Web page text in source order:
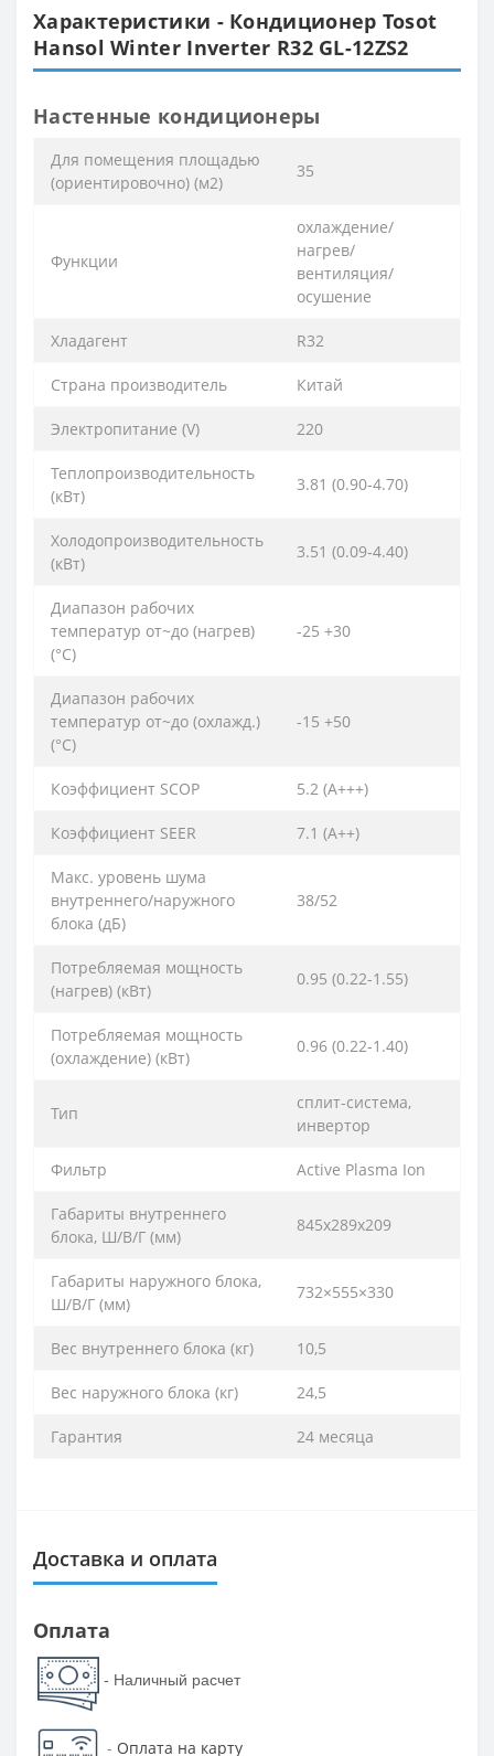
Характеристики - Кондиционер Tosot
Hansol Winter Inverter R32 GL-12ZS2
Настенные кондиционеры
Для помещения площадью
(ориентировочно) (м2)
35
Функции
охлаждение/
нагрев/
вентиляция/
осушение
Хладагент R32
Страна производитель Китай
Электропитание (V) 220
Теплопроизводительность
(кВт)
3.81 (0.90-4.70)
Холодопроизводительность
(кВт)
3.51 (0.09-4.40)
Диапазон рабочих
температур от~до (нагрев)
(°C)
-25 +30
Диапазон рабочих
температур от~до (охлажд.)
(°C)
-15 +50
Коэффициент SCOP 5.2 (A+++)
Коэффициент SEER 7.1 (A++)
Макс. уровень шума
внутреннего/наружного
блока (дБ)
38/52
Потребляемая мощность
(нагрев) (кВт)
0.95 (0.22-1.55)
Потребляемая мощность
(охлаждение) (кВт)
0.96 (0.22-1.40)
Тип
сплит-система,
инвертор
Фильтр Active Plasma Ion
Габариты внутреннего
блока, Ш/В/Г (мм)
845х289х209
Габариты наружного блока,
Ш/В/Г (мм)
732×555×330
Вес внутреннего блока (кг) 10,5
Вес наружного блока (кг) 24,5
Гарантия 24 месяца
Доставка и оплата
Оплата
- Наличный расчет
- Оплата на карту